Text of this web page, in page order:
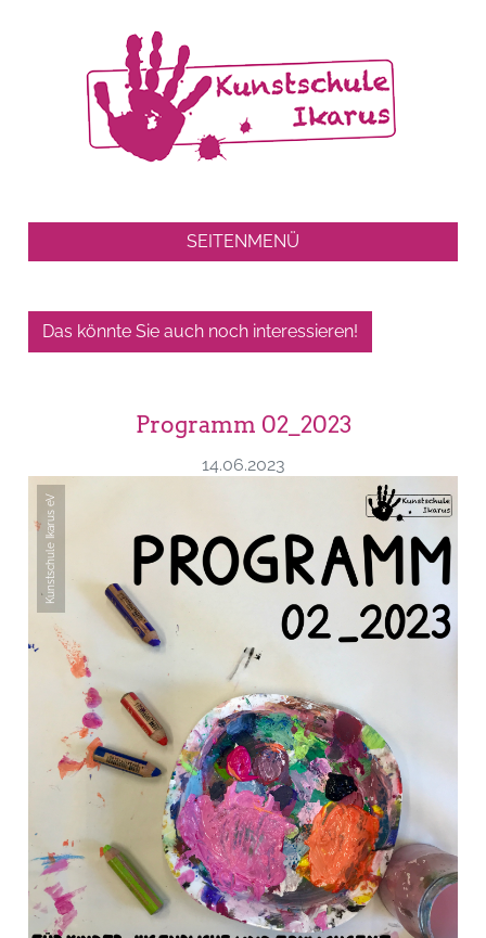
SEITENMENÜ
Das könnte Sie auch noch interessieren!
Programm 02_2023
14.06.2023
Kunstschule Ikarus eV